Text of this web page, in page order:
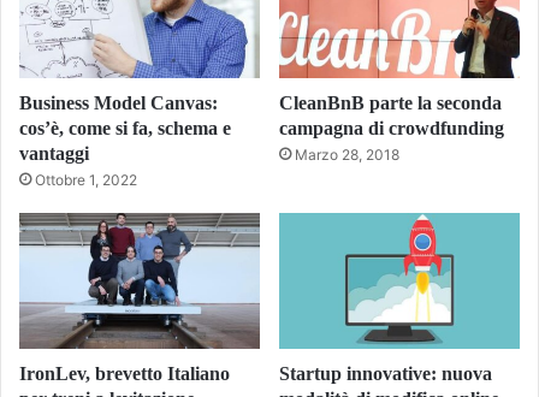
Business Model Canvas:
cos’è, come si fa, schema e
vantaggi
Ottobre 1, 2022
CleanBnB parte la seconda
campagna di crowdfunding
Marzo 28, 2018
IronLev, brevetto Italiano
Startup innovative: nuova